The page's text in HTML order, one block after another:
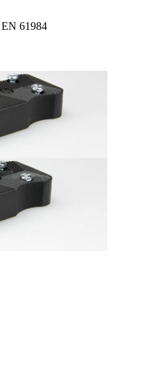
EN 61984